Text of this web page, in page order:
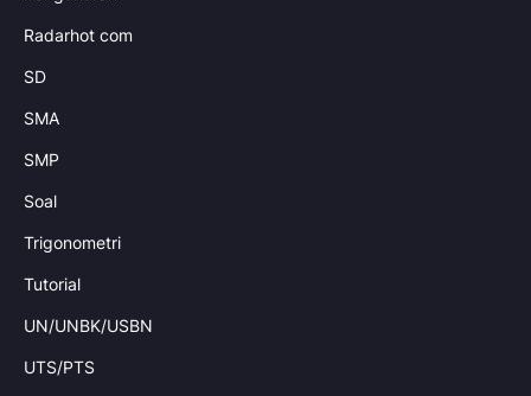
Radarhot com
SD
SMA
SMP
Soal
Trigonometri
Tutorial
UN/UNBK/USBN
UTS/PTS